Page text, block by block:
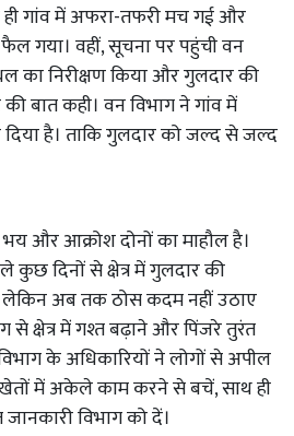
ही गांव में अफरा-तफरी मच गई और
गया। वहीं, सूचना पर पहुंची वन
का निरीक्षण किया और गुलदार की
बात कही। वन विभाग ने गांव में
है। ताकि गुलदार को जल्द से जल्द
भय और आक्रोश दोनों का माहौल है।
कुछ दिनों से क्षेत्र में गुलदार की
लेकिन अब तक ठोस कदम नहीं उठाए
से क्षेत्र में गश्त बढ़ाने और पिंजरे तुरंत
के अधिकारियों ने लोगों से अपील
में अकेले काम करने से बचें, साथ ही
विभाग को दें।